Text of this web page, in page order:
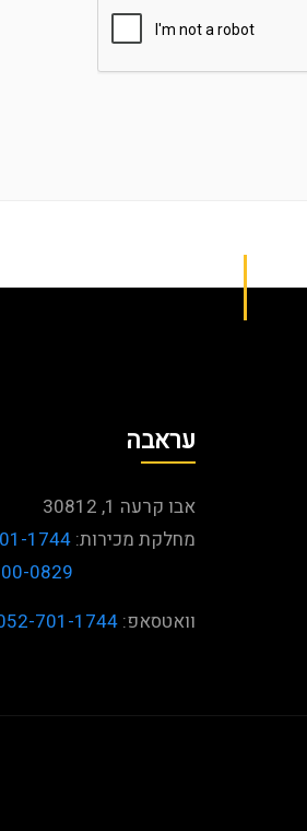
עראבה
אבו קרעה 1, 30812
מחלקת מכירות: 1744
0829
וואטסאפ: 701-1744